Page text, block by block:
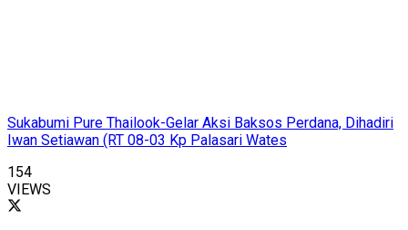
Sukabumi Pure Thailook-Gelar Aksi Baksos Perdana, Dihadiri
Iwan Setiawan (RT 08-03 Kp Palasari Wates
154
VIEWS